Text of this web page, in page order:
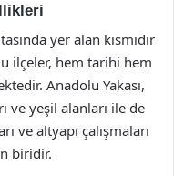
yer alan kısmıdır
ilçeler, hem tarihi hem
Anadolu Yakası,
ve yeşil alanları ile de
ve altyapı çalışmaları
biridir.